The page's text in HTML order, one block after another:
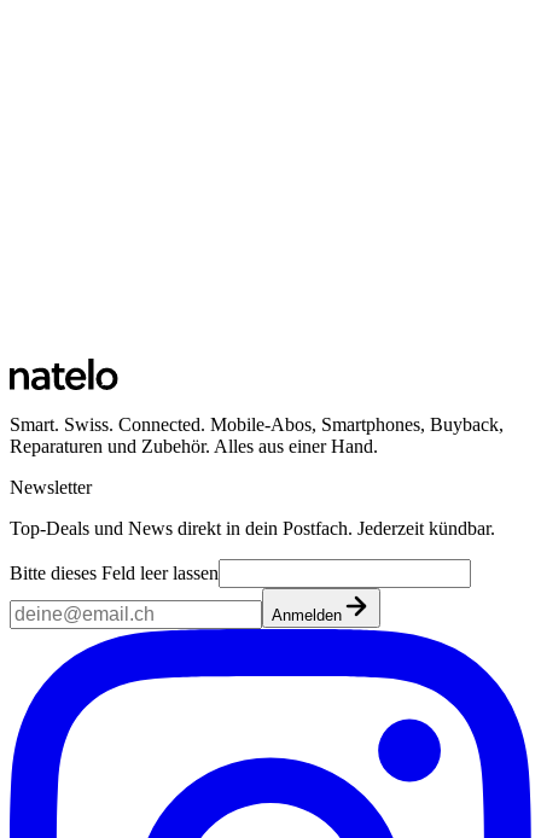
Smart. Swiss. Connected. Mobile-Abos, Smartphones, Buyback,
Reparaturen und Zubehör. Alles aus einer Hand.
Newsletter
Top-Deals und News direkt in dein Postfach. Jederzeit kündbar.
Bitte dieses Feld leer lassen
Anmelden